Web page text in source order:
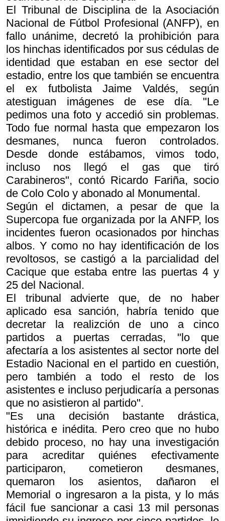
El Tribunal de Disciplina de la Asociación
Nacional de Fútbol Profesional (ANFP), en
fallo unánime, decretó la prohibición para
los hinchas identificados por sus cédulas de
identidad que estaban en ese sector del
estadio, entre los que también se encuentra
el ex futbolista Jaime Valdés, según
atestiguan imágenes de ese día. "Le
pedimos una foto y accedió sin problemas.
Todo fue normal hasta que empezaron los
desmanes, nunca fueron controlados.
Desde donde estábamos, vimos todo,
incluso nos llegó el gas que tiró
Carabineros", contó Ricardo Fariña, socio
de Colo Colo y abonado al Monumental.
Según el dictamen, a pesar de que la
Supercopa fue organizada por la ANFP, los
incidentes fueron ocasionados por hinchas
albos. Y como no hay identificación de los
revoltosos, se castigó a la parcialidad del
Cacique que estaba entre las puertas 4 y
25 del Nacional.
El tribunal advierte que, de no haber
aplicado esa sanción, habría tenido que
decretar la realizción de uno a cinco
partidos a puertas cerradas, "lo que
afectaría a los asistentes al sector norte del
Estadio Nacional en el partido en cuestión,
pero también a todo el resto de los
asistentes e incluso perjudicaría a personas
que no asistieron al partido".
"Es una decisión bastante drástica,
histórica e inédita. Pero creo que no hubo
debido proceso, no hay una investigación
para acreditar quiénes efectivamente
participaron, cometieron desmanes,
quemaron los asientos, dañaron el
Memorial o ingresaron a la pista, y lo más
fácil fue sancionar a casi 13 mil personas